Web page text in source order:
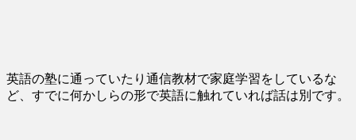
英語の塾に通っていたり通信教材で家庭学習をしているな
ど、すでに何かしらの形で英語に触れていれば話は別です。